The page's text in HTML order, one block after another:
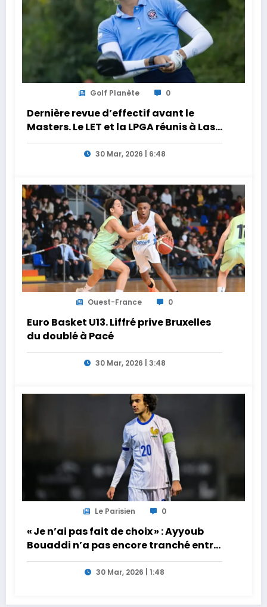
Golf Planète 0
Dernière revue d’effectif avant le
Masters. Le LET et la LPGA réunis à Las
Vegas au programme de la semaine
30 Mar, 2026 | 6:48
Ouest-France 0
Euro Basket U13. Liffré prive Bruxelles
du doublé à Pacé
30 Mar, 2026 | 3:48
Le Parisien 0
« Je n’ai pas fait de choix » : Ayyoub
Bouaddi n’a pas encore tranché entre
la France et le Maroc
30 Mar, 2026 | 1:48